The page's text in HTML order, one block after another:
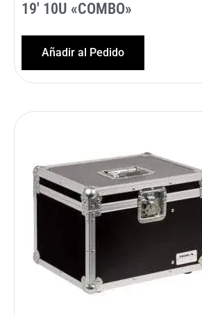
19′ 10U «COMBO»
Añadir al Pedido